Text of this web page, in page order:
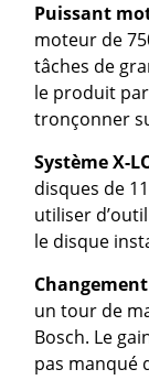
Puissant
moteur de
tâches de
le produit
tronçonner
Système X-
disques de
utiliser
le disque
un tour de
Bosch. Le
pas manqué